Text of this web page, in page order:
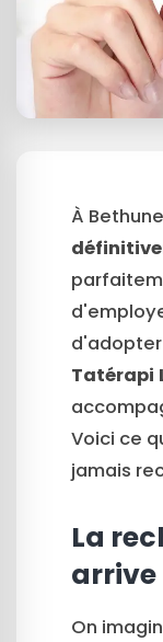
À
d'adopter
Tatérapi
Voici ce
jamais
La
arrive
On